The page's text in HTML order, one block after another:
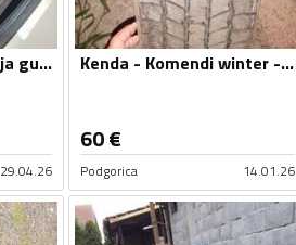
Kenda - aego - Ljetnja guma
29.04.26
Kenda - Komendi winter - Zimska guma
60€
Podgorica 14.01.26